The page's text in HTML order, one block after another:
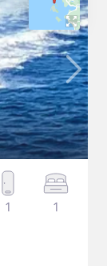
1 1